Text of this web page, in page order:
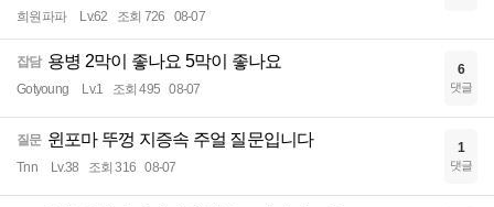
희원파파 Lv.62 조회 726 08-07
잡담 용병 2막이 좋나요 5막이 좋나요
Gotyoung Lv.1 조회 495 08-07
6
댓글
질문 윈포마 뚜껑 지증속 주얼 질문입니다
Tnn Lv.38 조회 316 08-07
1
댓글